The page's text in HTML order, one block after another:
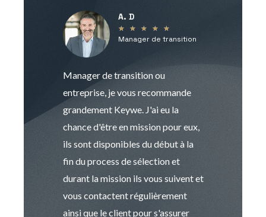
A. D
★ ★ ★ ★ ★
Manager de transition
Manager de transition ou
entreprise, je vous recommande
grandement Keywe. J'ai eu la
chance d'être en mission pour eux,
ils sont disponibles du début à la
fin du process de sélection et
durant la mission ils vous suivent et
vous contactent régulièrement
ainsi que le client pour s'assurer